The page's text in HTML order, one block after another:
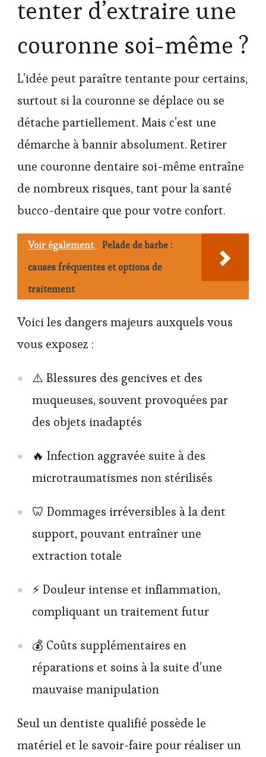
tenter d’extraire une
couronne soi-même ?
L’idée peut paraître tentante pour certains,
surtout si la couronne se déplace ou se
détache partiellement. Mais c’est une
démarche à bannir absolument. Retirer
une couronne dentaire soi-même entraîne
de nombreux risques, tant pour la santé
bucco-dentaire que pour votre confort.
Voir également
Pelade de barbe :
causes fréquentes et options de
traitement
Voici les dangers majeurs auxquels vous
vous exposez :
⚠️ Blessures des gencives et des
muqueuses, souvent provoquées par
des objets inadaptés
🔥 Infection aggravée suite à des
microtraumatismes non stérilisés
🦷 Dommages irréversibles à la dent
support, pouvant entraîner une
extraction totale
⚡ Douleur intense et inflammation,
compliquant un traitement futur
💰 Coûts supplémentaires en
réparations et soins à la suite d’une
mauvaise manipulation
Seul un dentiste qualifié possède le
matériel et le savoir-faire pour réaliser un